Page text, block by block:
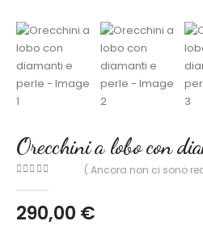
Orecchini a lobo con
( Ancora non ci sono
290,00 €